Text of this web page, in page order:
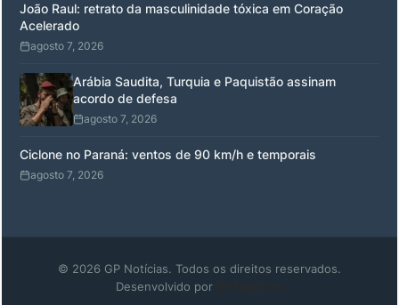
João Raul: retrato da masculinidade tóxica em Coração
Acelerado
agosto 7, 2026
Arábia Saudita, Turquia e Paquistão assinam
acordo de defesa
agosto 7, 2026
Ciclone no Paraná: ventos de 90 km/h e temporais
agosto 7, 2026
© 2026 GP Notícias. Todos os direitos reservados.
Desenvolvido por